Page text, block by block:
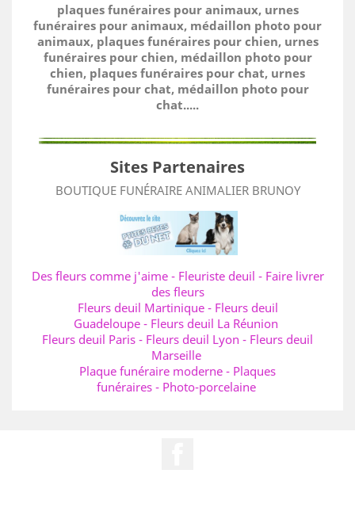
plaques funéraires pour animaux, urnes
funéraires pour animaux, médaillon photo pour
animaux, plaques funéraires pour chien, urnes
funéraires pour chien, médaillon photo pour
chien, plaques funéraires pour chat, urnes
funéraires pour chat, médaillon photo pour
chat.....
Sites Partenaires
BOUTIQUE FUNÉRAIRE ANIMALIER BRUNOY
Des fleurs comme j'aime- Fleuriste deuil - Faire livrer
des fleurs
Fleurs deuil Martinique- Fleurs deuil
Guadeloupe - Fleurs deuil La Réunion
Fleurs deuil Paris - Fleurs deuil Lyon - Fleurs deuil
Marseille
Plaque funéraire moderne - Plaques
funéraires- Photo-porcelaine